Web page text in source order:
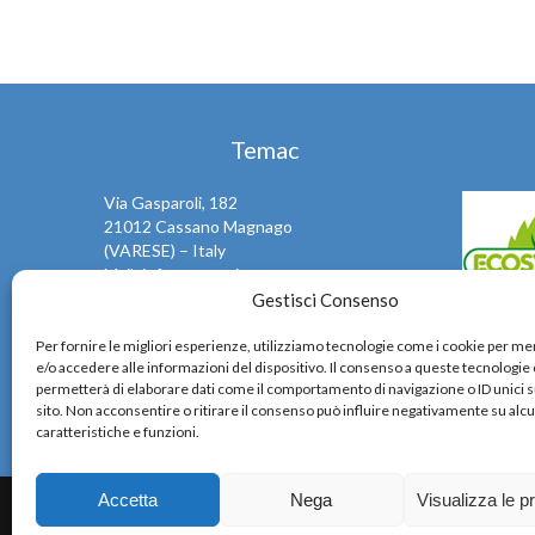
Gestisci Consenso
Per fornire le migliori esperienze, utilizziamo tecnologie come i cookie per
e/o accedere alle informazioni del dispositivo. Il consenso a queste tecnologie
permetterà di elaborare dati come il comportamento di navigazione o ID unici
sito. Non acconsentire o ritirare il consenso può influire negativamente su
caratteristiche e funzioni.
Accetta Nega Visualizza le
Temac
Via Gasparoli, 182
21012 Cassano Magnago
(VARESE) – Italy
Mail: info@temac.it
Phone +39 0331661204
VAT IT02514340120
REA: Varese N. 264017
Privacy / Cookies
Temac,
rispetta
taglierine